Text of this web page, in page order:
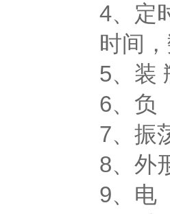
4、定
时间
5、装
6、负
7、振
8、外
9、电